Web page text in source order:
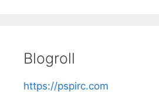
Blogroll
https://pspirc.com